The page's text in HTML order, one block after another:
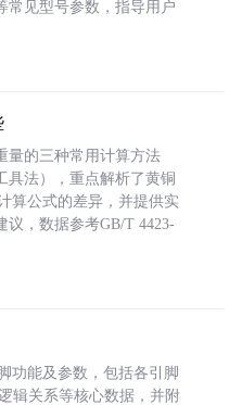
常见型号参数，指导用户
量的三种常用计算方法
具法），重点解析了黄铜
算公式的差异，并提供实
议，数据参考GB/T 4423-
功能及参数，包括各引脚
辑关系等核心数据，并附